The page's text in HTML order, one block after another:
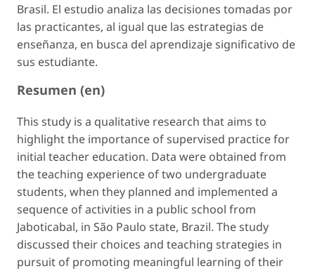
Brasil. El estudio analiza las decisiones tomadas por
las practicantes, al igual que las estrategias de
enseñanza, en busca del aprendizaje significativo de
sus estudiante.
Resumen (en)
This study is a qualitative research that aims to
highlight the importance of supervised practice for
initial teacher education. Data were obtained from
the teaching experience of two undergraduate
students, when they planned and implemented a
sequence of activities in a public school from
Jaboticabal, in São Paulo state, Brazil. The study
discussed their choices and teaching strategies in
pursuit of promoting meaningful learning of their